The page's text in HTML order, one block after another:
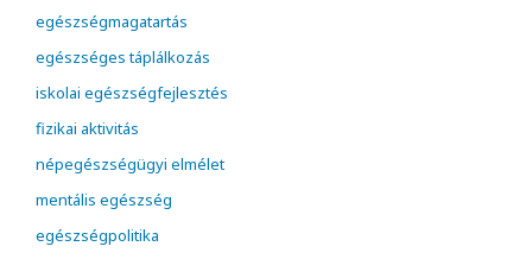
egészségmagatartás
egészséges táplálkozás
iskolai egészségfejlesztés
fizikai aktivitás
népegészségügyi elmélet
mentális egészség
egészségpolitika